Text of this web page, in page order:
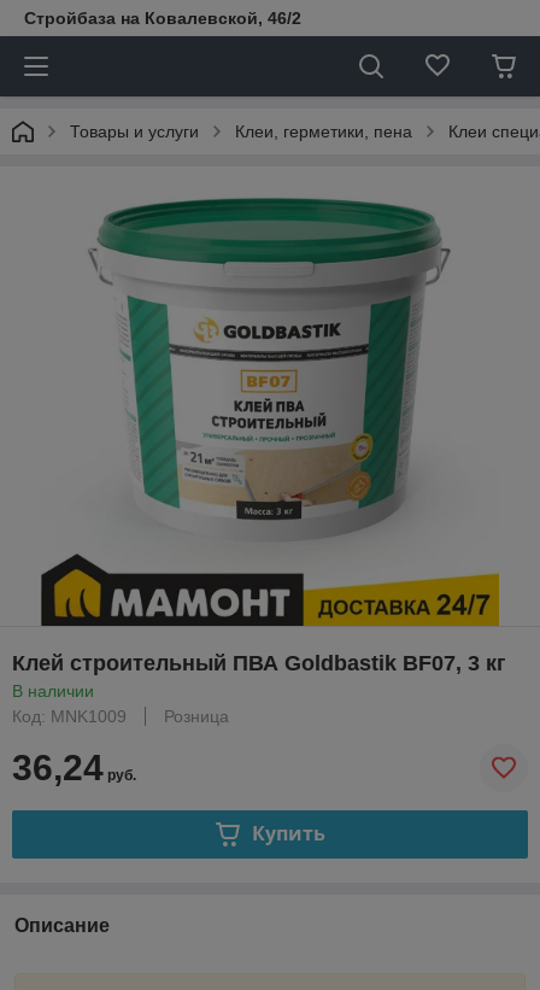
Стройбаза на Ковалевской, 46/2
Товары и услуги Клеи, герметики, пена Клеи
Клей строительный ПВА Goldbastik BF07, 3 кг
В наличии
Код: MNK1009
Розница
36,24 руб.
Купить
Описание